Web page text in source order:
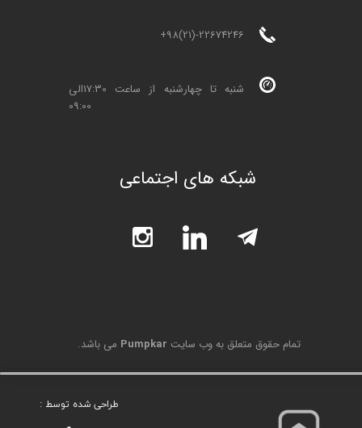
+98(21)-22674246
شنبه تا چهارشنبه از ساعت 17:30الی
09:00
شبکه های اجتماعی
تمام حقوق متعلق به وب سایت Pumpkar می باشد.
طراحی شده توسط :